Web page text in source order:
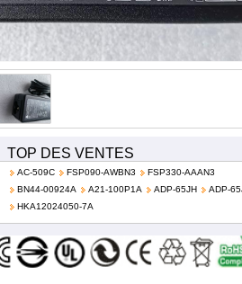
TOP DES VENTES
AC-509C FSP090-AWBN3
FSP330-AAAN3
BN44-00924A
A21-100P1A ADP-65JH
ADP-
HKA12024050-7A